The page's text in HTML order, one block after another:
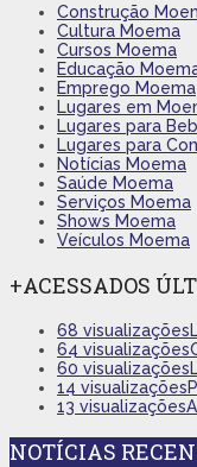
Construção
Cultura Moema
Cursos Moema
Educação
Emprego Moema
Lugares em
Lugares para
Lugares para
Notícias Moema
Saúde Moema
Serviços Moema
Shows Moema
Veículos Moema
+ACESSADOS
68 visualizações
64 visualizações
60 visualizações
14 visualizações
13 visualizações
NOTÍCIAS